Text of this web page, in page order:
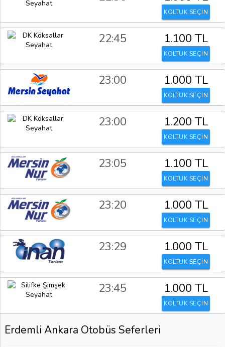
KOLTUK SEÇİN
22:45 1.100 TL
KOLTUK SEÇİN
23:00 1.000 TL
KOLTUK SEÇİN
23:00 1.200 TL
KOLTUK SEÇİN
23:05 1.100 TL
KOLTUK SEÇİN
23:20 1.000 TL
KOLTUK SEÇİN
23:29 1.000 TL
KOLTUK SEÇİN
23:45 1.000 TL
KOLTUK SEÇİN
Erdemli Ankara Otobüs Seferleri